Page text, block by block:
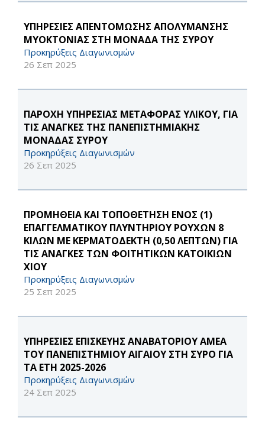
ΥΠΗΡΕΣΙΕΣ ΑΠΕΝΤΟΜΩΣΗΣ ΑΠΟΛΥΜΑΝΣΗΣ
ΜΥΟΚΤΟΝΙΑΣ ΣΤΗ ΜΟΝΑΔΑ ΤΗΣ ΣΥΡΟΥ
Προκηρύξεις Διαγωνισμών
26 Σεπ 2025
ΠΑΡΟΧΗ ΥΠΗΡΕΣΙΑΣ ΜΕΤΑΦΟΡΑΣ ΥΛΙΚΟΥ, ΓΙΑ
ΤΙΣ ΑΝΑΓΚΕΣ ΤΗΣ ΠΑΝΕΠΙΣΤΗΜΙΑΚΗΣ
ΜΟΝΑΔΑΣ ΣΥΡΟΥ
Προκηρύξεις Διαγωνισμών
26 Σεπ 2025
ΠΡΟΜΗΘΕΙΑ ΚΑΙ ΤΟΠΟΘΕΤΗΣΗ ΕΝΟΣ (1)
ΕΠΑΓΓΕΛΜΑΤΙΚΟΥ ΠΛΥΝΤΗΡΙΟΥ ΡΟΥΧΩΝ 8
ΚΙΛΩΝ ΜΕ ΚΕΡΜΑΤΟΔΕΚΤΗ (0,50 ΛΕΠΤΩΝ) ΓΙΑ
ΤΙΣ ΑΝΑΓΚΕΣ ΤΩΝ ΦΟΙΤΗΤΙΚΩΝ ΚΑΤΟΙΚΙΩΝ
ΧΙΟΥ
Προκηρύξεις Διαγωνισμών
25 Σεπ 2025
ΥΠΗΡΕΣΙΕΣ ΕΠΙΣΚΕΥΗΣ ΑΝΑΒΑΤΟΡΙΟΥ ΑΜΕΑ
ΤΟΥ ΠΑΝΕΠΙΣΤΗΜΙΟΥ ΑΙΓΑΙΟΥ ΣΤΗ ΣΥΡΟ ΓΙΑ
ΤΑ ΕΤΗ 2025-2026
Προκηρύξεις Διαγωνισμών
24 Σεπ 2025